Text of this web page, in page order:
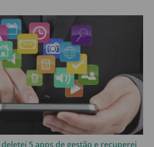
5 apps de gestão e recuperei